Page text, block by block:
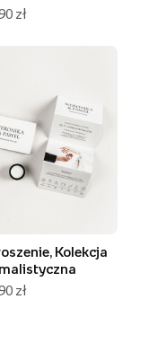
zł
Kolekcja
zł